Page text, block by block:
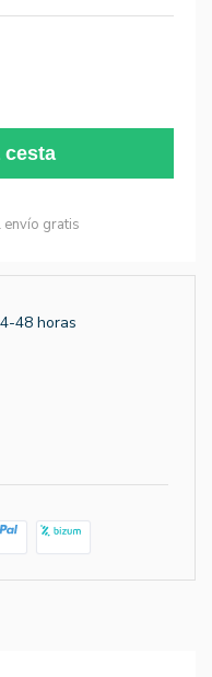
cesta
envío gratis
48 horas